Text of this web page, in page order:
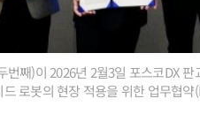
번째)이 2026년 2월3일 포스코DX
로봇의 현장 적용을 위한 업무협